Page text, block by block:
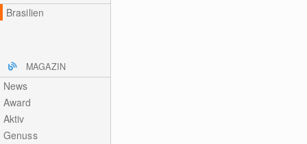
Brasilien
MAGAZIN
News
Award
Aktiv
Genuss